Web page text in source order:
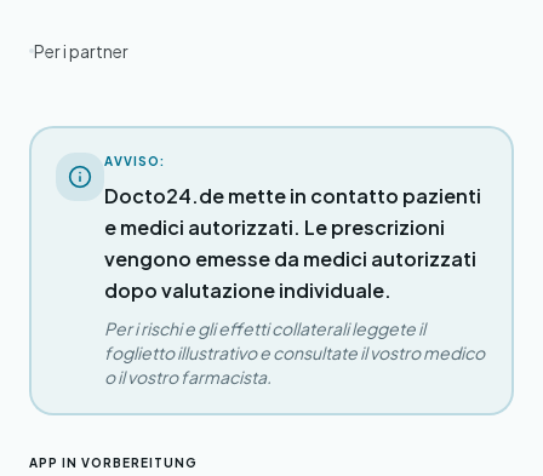
Per i partner
AVVISO:
Docto24.de mette in contatto pazienti
e medici autorizzati. Le prescrizioni
vengono emesse da medici autorizzati
dopo valutazione individuale.
Per i rischi e gli effetti collaterali leggete il
foglietto illustrativo e consultate il vostro medico
o il vostro farmacista.
APP IN VORBEREITUNG